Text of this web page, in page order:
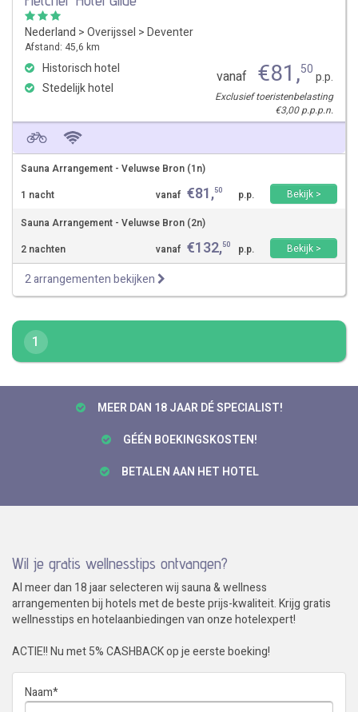
Nederland >Overijssel >Deventer
Afstand: 45,6 km
Historisch hotel
Stedelijk hotel
vanaf €81,50p.p.
Exclusief toeristenbelasting
€3,00 p.p.p.n.
Sauna Arrangement - Veluwse Bron (1n)
1 nacht
vanaf €81,50 p.p.
Bekijk >
Sauna Arrangement - Veluwse Bron (2n)
2 nachten
vanaf €132,50 p.p. Bekijk >
2 arrangementen bekijken
1
MEER DAN 18 JAAR DÉ SPECIALIST!
GÉÉN BOEKINGSKOSTEN!
BETALEN AAN HET HOTEL
Wil je gratis wellnesstips ontvangen?
Al meer dan 18 jaar selecteren wij sauna & wellness
arrangementen bij hotels met de beste prijs-kwaliteit. Krijg gratis
wellnesstips en hotelaanbiedingen van onze hotelexpert!
ACTIE!! Nu met 5% CASHBACK op je eerste boeking!
Naam*